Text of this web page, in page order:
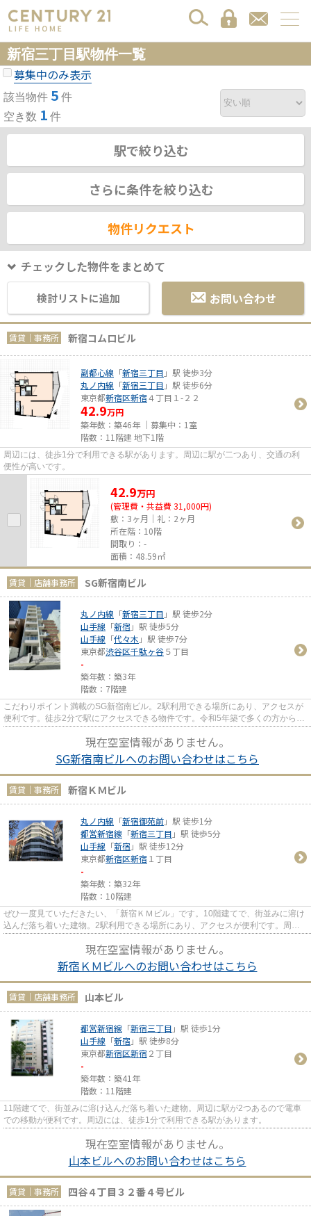
新宿三丁目駅物件一覧
募集中のみ表示
該当物件 5 件
空き数 1 件
駅で絞り込む
さらに条件を絞り込む
物件リクエスト
チェックした物件をまとめて
検討リストに追加 お問い合わせ
賃貸｜事務所 新宿コムロビル
副都心線 「新宿三丁目 」駅 徒歩3分
丸ノ内線 「新宿三丁目 」駅 徒歩6分
東京都新宿区新宿４丁目１-２２
42.9万円
築年数：築46年 ｜募集中： 1室
階数：11階建 地下1階
周辺には、徒歩1分で利用できる駅があります。周辺に駅が二つあり、交通の利
便性が高いです。
42.9万円
(管理費・共益費 31,000円)
敷：3ヶ月｜礼：2ヶ月
所在階：10階
間取り：-
面積：48.59㎡
賃貸｜店舗事務所 SG新宿南ビル
丸ノ内線 「新宿三丁目 」駅 徒歩2分
山手線 「新宿 」駅 徒歩5分
山手線 「代々木 」駅 徒歩7分
東京都渋谷区千駄ヶ谷５丁目
-
築年数：築3年
階数：7階建
こだわりポイント満載のSG新宿南ビル。2駅利用できる場所にあり、アクセスが
便利です。徒歩2分で駅にアクセスできる物件です。令和5年築で多くの方からご
現在空室情報がありません。
SG新宿南ビルへのお問い合わせはこちら
賃貸｜事務所 新宿ＫＭビル
丸ノ内線 「新宿御苑前」駅 徒歩1分
都営新宿線 「新宿三丁目 」駅 徒歩5分
山手線 「新宿 」駅 徒歩12分
東京都新宿区新宿 １丁目
-
築年数：築32年
階数：10階建
ぜひ一度見ていただきたい、「新宿ＫＭビル」です。10階建てで、街並みに溶け
込んだ落ち着いた建物。2駅利用できる場所にあり、アクセスが便利です。周辺
現在空室情報がありません。
新宿ＫＭビルへのお問い合わせはこちら
賃貸｜店舗事務所 山本ビル
都営新宿線 「新宿三丁目 」駅 徒歩1分
山手線 「新宿 」駅 徒歩8分
東京都新宿区新宿 ２丁目
-
築年数：築41年
階数：11階建
11階建てで、街並みに溶け込んだ落ち着いた建物。周辺に駅が2つあるので電車
での移動が便利です。周辺には、徒歩1分で利用できる駅があります。
現在空室情報がありません。
山本ビルへのお問い合わせはこちら
賃貸｜事務所 四谷４丁目３２番４号ビル